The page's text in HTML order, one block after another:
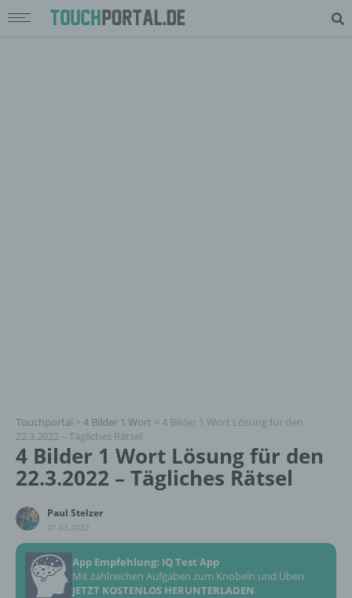
Touchportal > 4 Bilder 1 Wort > 4 Bilder 1 Wort Lösung für den
22.3.2022 – Tägliches Rätsel
4 Bilder 1 Wort Lösung für den
22.3.2022 – Tägliches Rätsel
Paul Stelzer
01.03.2022
App Empfehlung: IQ Test App
Mit zahlreichen Aufgaben zum Knobeln und Üben
JETZT KOSTENLOS HERUNTERLADEN